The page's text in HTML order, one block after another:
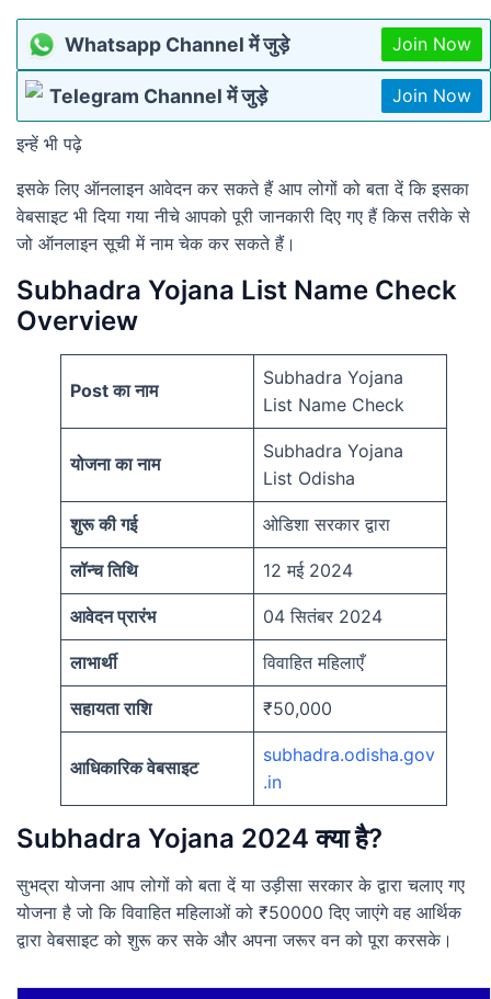
Whatsapp Channel में जुड़े Join Now
Telegram Channel में जुड़े Join Now
इन्हें भी पढ़े
इसके लिए ऑनलाइन आवेदन कर सकते हैं आप लोगों को बता दें कि इसका
वेबसाइट भी दिया गया नीचे आपको पूरी जानकारी दिए गए हैं किस तरीके से
जो ऑनलाइन सूची में नाम चेक कर सकते हैं।
Subhadra Yojana List Name Check
Overview
Post का नाम
Subhadra Yojana
List Name Check
योजना का नाम
Subhadra Yojana
List Odisha
शुरू की गई ओडिशा सरकार द्वारा
लॉन्च तिथि 12 मई 2024
आवेदन प्रारंभ 04 सितंबर 2024
लाभार्थी विवाहित महिलाएँ
सहायता राशि ₹50,000
आधिकारिक वेबसाइट
subhadra.odisha.gov
.in
Subhadra Yojana 2024 क्या है?
सुभद्रा योजना आप लोगों को बता दें या उड़ीसा सरकार के द्वारा चलाए गए
योजना है जो कि विवाहित महिलाओं को ₹50000 दिए जाएंगे वह आर्थिक
द्वारा वेबसाइट को शुरू कर सके और अपना जरूर वन को पूरा करसके।